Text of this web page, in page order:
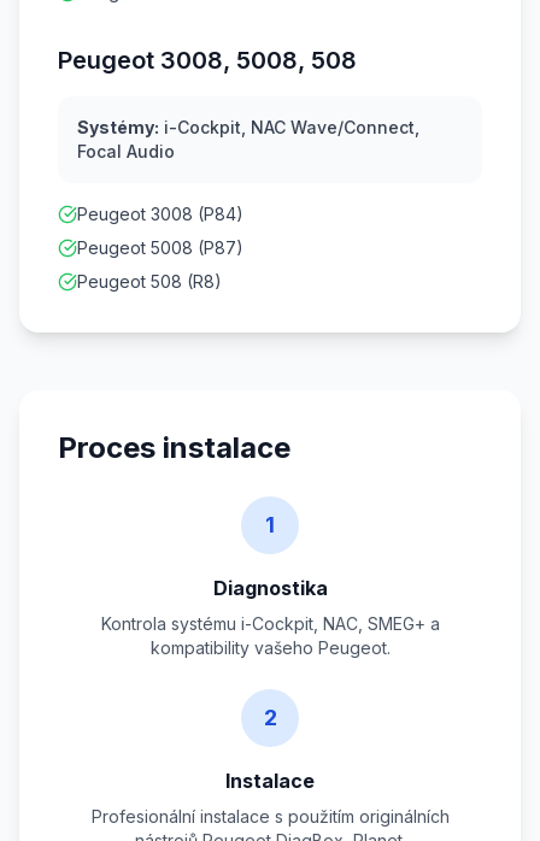
Peugeot 3008, 5008, 508
Systémy: i-Cockpit, NAC Wave/Connect,
Focal Audio
Peugeot 3008 (P84)
Peugeot 5008 (P87)
Peugeot 508 (R8)
Proces instalace
1
Diagnostika
Kontrola systému i-Cockpit, NAC, SMEG+ a
kompatibility vašeho Peugeot.
2
Instalace
Profesionální instalace s použitím originálních